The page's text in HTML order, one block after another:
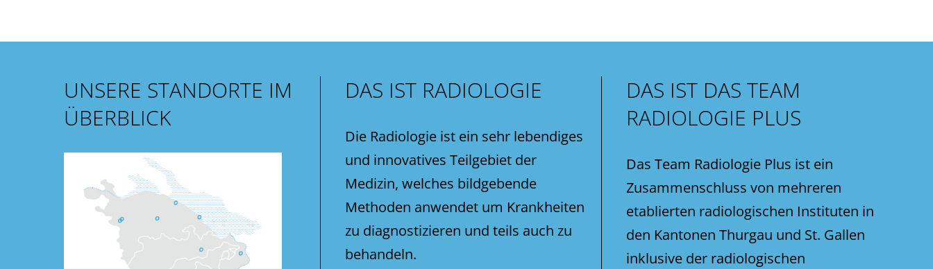
UNSERE STANDORTE IM
ÜBERBLICK
DAS IST RADIOLOGIE
Die Radiologie ist ein sehr lebendiges
und innovatives Teilgebiet der
Medizin, welches bildgebende
Methoden anwendet um Krankheiten
zu diagnostizieren und teils auch zu
behandeln.
DAS IST DAS TEAM
RADIOLOGIE PLUS
Das Team Radiologie Plus ist ein
Zusammenschluss von mehreren
etablierten radiologischen Instituten in
den Kantonen Thurgau und St. Gallen
inklusive der radiologischen